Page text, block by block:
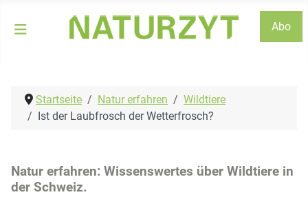
Abo
Startseite Natur erfahren
Wildtiere
Ist der Laubfrosch der Wetterfrosch?
Natur erfahren: Wissenswertes über Wildtiere in
der Schweiz.